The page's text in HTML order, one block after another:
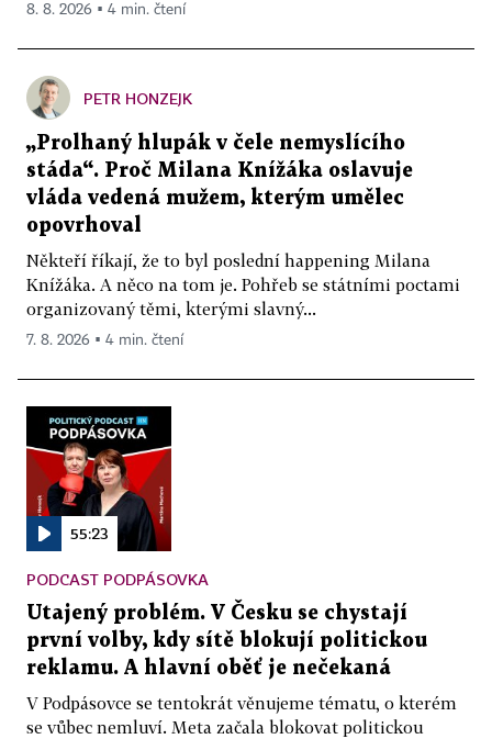
8. 8. 2026 ▪ 4 min. čtení
PETR HONZEJK
„Prolhaný hlupák v čele nemyslícího
stáda“. Proč Milana Knížáka oslavuje
vláda vedená mužem, kterým umělec
opovrhoval
Někteří říkají, že to byl poslední happening Milana
Knížáka. A něco na tom je. Pohřeb se státními poctami
organizovaný těmi, kterými slavný...
7. 8. 2026 ▪ 4 min. čtení
55:23
PODCAST PODPÁSOVKA
Utajený problém. V Česku se chystají
první volby, kdy sítě blokují politickou
reklamu. A hlavní oběť je nečekaná
V Podpásovce se tentokrát věnujeme tématu, o kterém
se vůbec nemluví. Meta začala blokovat politickou